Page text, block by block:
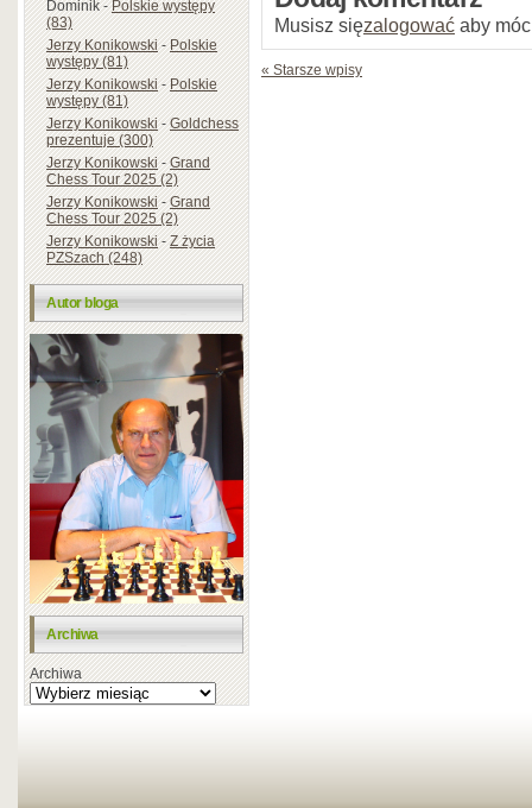
Dominik-Polskie występy
(83)
Jerzy Konikowski-Polskie
występy (81)
Jerzy Konikowski-Polskie
występy (81)
Jerzy Konikowski-Goldchess
prezentuje (300)
Jerzy Konikowski-Grand
Chess Tour 2025 (2)
Jerzy Konikowski-Grand
Chess Tour 2025 (2)
Jerzy Konikowski-Z życia
PZSzach (248)
Autor bloga
Archiwa
Archiwa
Musisz sięzalogować aby
« Starsze wpisy